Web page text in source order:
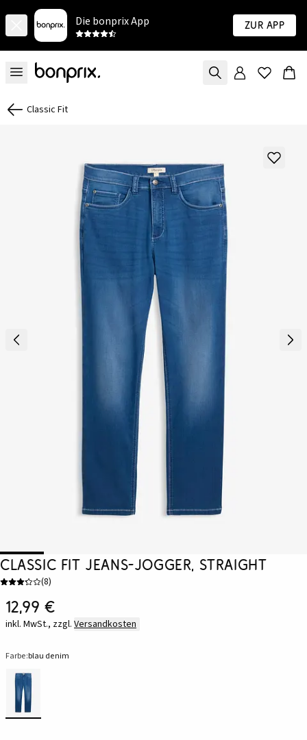
Die bonprix App Zur App
Classic Fit
Classic Fit Jeans-Jogger, Straight
(8)
12,99 €
inkl. MwSt., zzgl. Versandkosten
Farbe:blau denim